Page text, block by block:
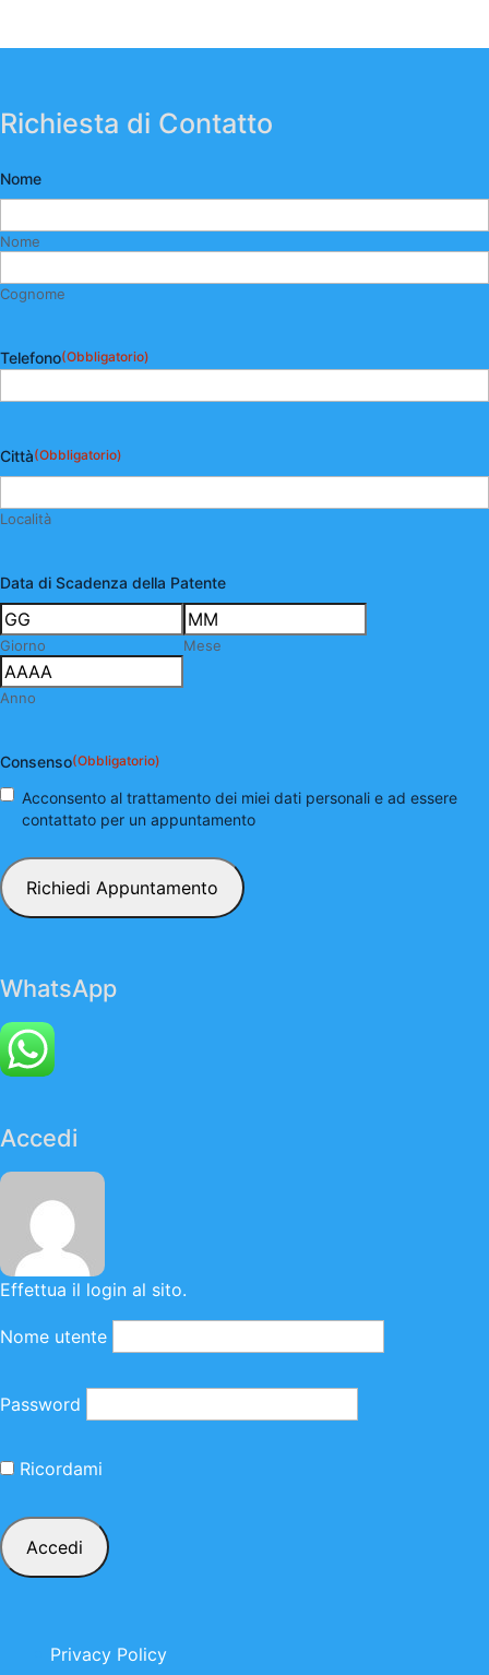
Richiesta di Contatto
Nome
Nome
Cognome
Telefono(Obbligatorio)
Città(Obbligatorio)
Località
Data di Scadenza della Patente
Giorno Mese
Anno
Consenso(Obbligatorio)
Acconsento al trattamento dei miei dati personali e ad essere
contattato per un appuntamento
WhatsApp
Accedi
Effettua il login al sito.
Nome utente
Password
Ricordami
Privacy Policy